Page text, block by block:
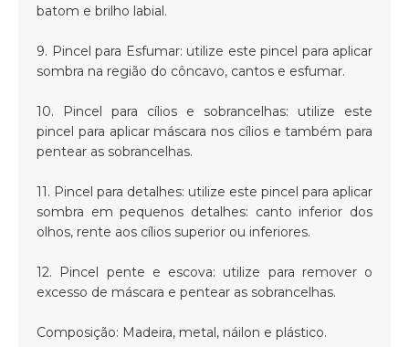
batom e brilho labial.
9. Pincel para Esfumar: utilize este pincel para aplicar
sombra na região do côncavo, cantos e esfumar.
10. Pincel para cílios e sobrancelhas: utilize este
pincel para aplicar máscara nos cílios e também para
pentear as sobrancelhas.
11. Pincel para detalhes: utilize este pincel para aplicar
sombra em pequenos detalhes: canto inferior dos
olhos, rente aos cílios superior ou inferiores.
12. Pincel pente e escova: utilize para remover o
excesso de máscara e pentear as sobrancelhas.
Composição: Madeira, metal, náilon e plástico.